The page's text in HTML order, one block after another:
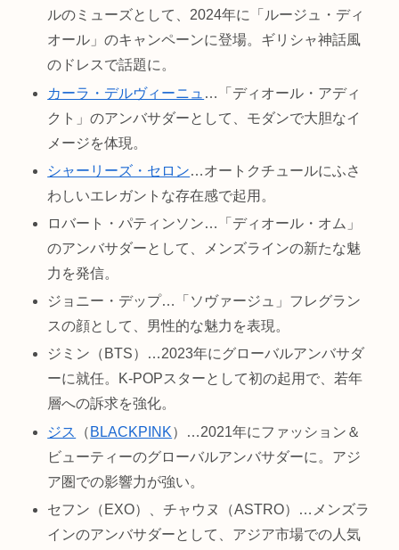
ルのミューズとして、2024年に「ルージュ・ディ
オール」のキャンペーンに登場。ギリシャ神話風
のドレスで話題に。
カーラ・デルヴィーニュ …「ディオール・アディ
クト」のアンバサダーとして、モダンで大胆なイ
メージを体現。
シャーリーズ・セロン…オートクチュールにふさ
わしいエレガントな存在感で起用。
ロバート・パティンソン…「ディオール・オム」
のアンバサダーとして、メンズラインの新たな魅
力を発信。
ジョニー・デップ…「ソヴァージュ」フレグラン
スの顔として、男性的な魅力を表現。
ジミン（BTS）…2023年にグローバルアンバサダ
ーに就任。K-POPスターとして初の起用で、若年
層への訴求を強化。
ジス
（ BLACKPINK）…2021年にファッション＆
ビューティーのグローバルアンバサダーに。アジ
ア圏での影響力が強い。
セフン（EXO）、チャウヌ（ASTRO）…メンズラ
インのアンバサダーとして、アジア市場での人気